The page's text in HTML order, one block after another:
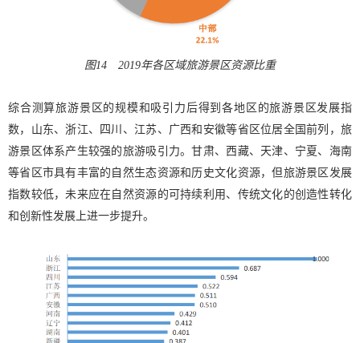
图14 2019年各区域旅游景区资源比重
综合测算旅游景区的规模和吸引力后得到各地区的旅游景区发展指
数，山东、浙江、四川、江苏、广西和安徽等省区位居全国前列，旅
游景区体系产生较强的旅游吸引力。甘肃、西藏、天津、宁夏、海南
等省区市具有丰富的自然生态资源和历史文化资源，但旅游景区发展
指数较低，未来应在自然资源的可持续利用、传统文化的创造性转化
和创新性发展上进一步提升。